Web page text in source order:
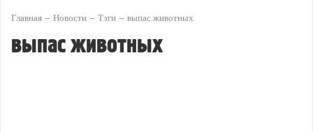
Главная Новости Тэги выпас животных
выпас животных